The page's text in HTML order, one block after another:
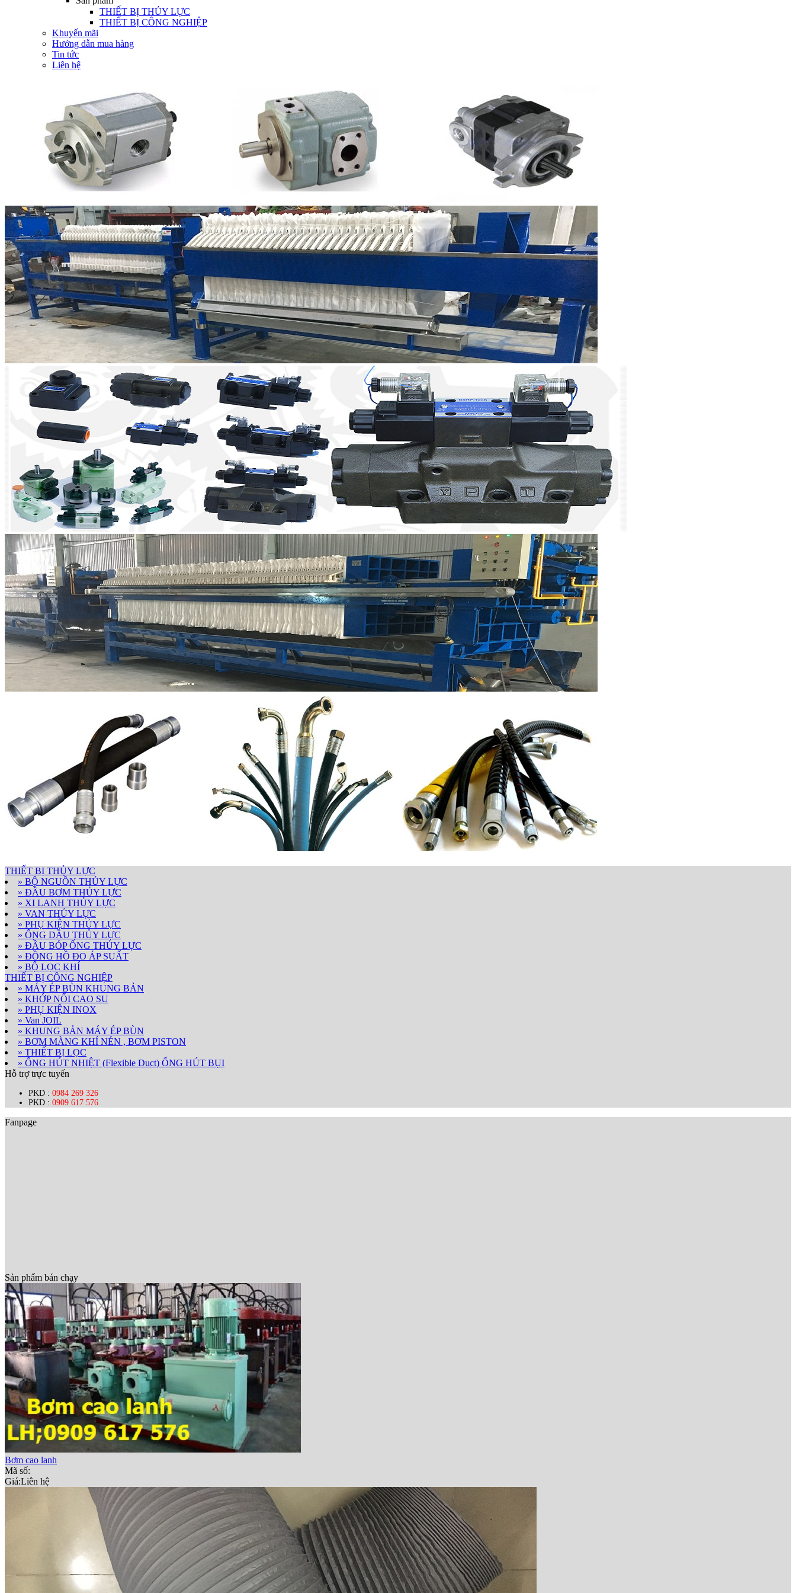
THIẾT BỊ THỦY LỰC
THIẾT BỊ CÔNG NGHIỆP
Khuyến mãi
Hướng dẫn mua hàng
Tin tức
Liên hệ
THIẾT BỊ THỦY LỰC
» BỘ NGUỒN THỦY LỰC
» ĐẦU BƠM THỦY LỰC
» XI LANH THỦY LỰC
» VAN THỦY LỰC
» PHỤ KIỆN THỦY LỰC
» ỐNG DẦU THỦY LỰC
» ĐẦU BÓP ỐNG THỦY LỰC
» ĐỒNG HỒ ĐO ÁP SUẤT
» BỘ LỌC KHÍ
THIẾT BỊ CÔNG NGHIỆP
» MÁY ÉP BÙN KHUNG BẢN
» KHỚP NỐI CAO SU
» PHỤ KIỆN INOX
» Van JOIL
» KHUNG BẢN MÁY ÉP BÙN
» BƠM MÀNG KHÍ NÉN , BƠM PISTON
» THIẾT BỊ LỌC
» ỐNG HÚT NHIỆT (Flexible Duct) ỐNG HÚT BỤI
Hỗ trợ trực tuyến
PKD : 0984 269 326
PKD : 0909 617 576
Fanpage
Sản phẩm bán chạy
Bơm cao lanh
Mã số:
Giá:Liên hệ